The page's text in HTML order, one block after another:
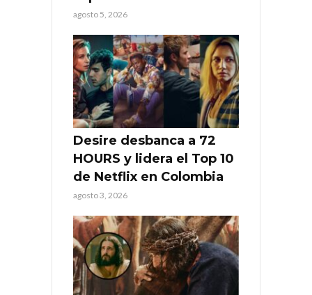
agosto 5, 2026
Desire desbanca a 72
HOURS y lidera el Top 10
de Netflix en Colombia
agosto 3, 2026